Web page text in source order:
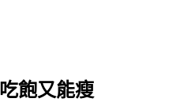
飽又能瘦